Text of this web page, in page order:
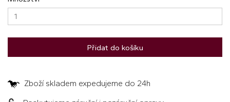
Přidat do košíku
Zboží skladem expedujeme do 24h